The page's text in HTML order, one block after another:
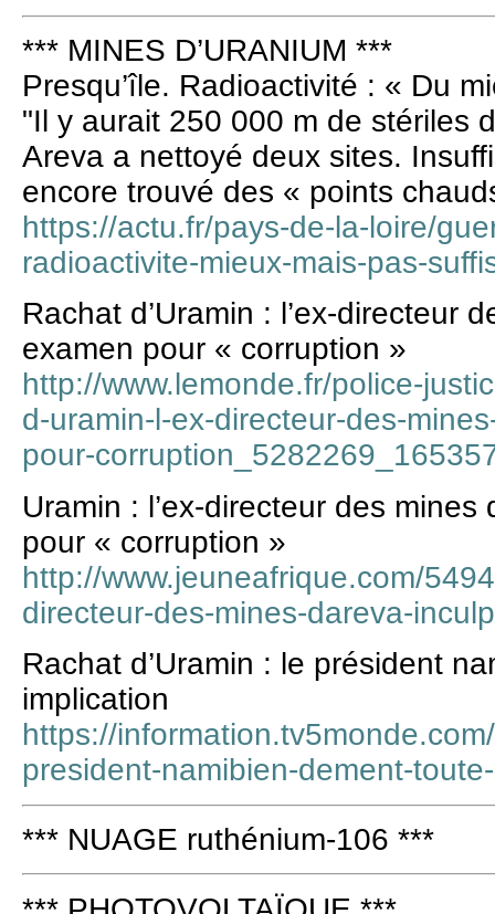
*** MINES D’URANIUM ***
Presqu’île. Radioactivité : « Du
"Il y aurait 250 000 m de stériles
Areva a nettoyé deux sites.
encore trouvé des « points
https://actu.fr/pays-de-la-loire/
radioactivite-mieux-mais-pas-
Rachat d’Uramin : l’ex-directeur
examen pour « corruption »
http://www.lemonde.fr/police-
d-uramin-l-ex-directeur-des-
pour-
Uramin : l’ex-directeur des mines
pour « corruption »
http://www.jeuneafrique.com/
directeur-des-mines-dareva-
Rachat d’Uramin : le président
implication
https://
president-namibien-dement-
*** NUAGE ruthénium-106 ***